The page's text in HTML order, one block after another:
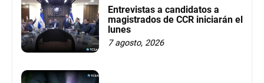
Entrevistas a candidatos a
magistrados de CCR iniciarán el
lunes
7 agosto, 2026